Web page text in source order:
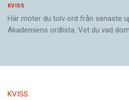
KVISS
Här möter du tolv ord från senaste
Akademiens ordlista. Vet du vad
KVISS